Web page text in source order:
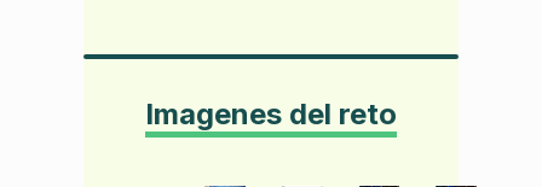
Imagenes del reto